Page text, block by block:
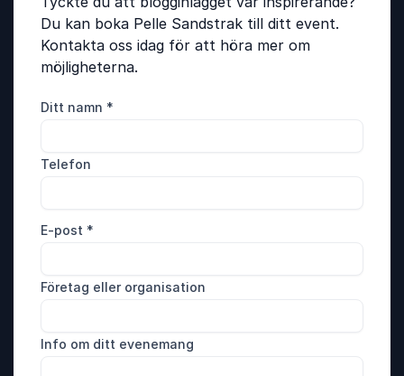
Du kan boka Pelle Sandstrak till ditt event.
Kontakta oss idag för att höra mer om
möjligheterna.
Ditt namn *
Telefon
E-post *
Företag eller organisation
Info om ditt evenemang